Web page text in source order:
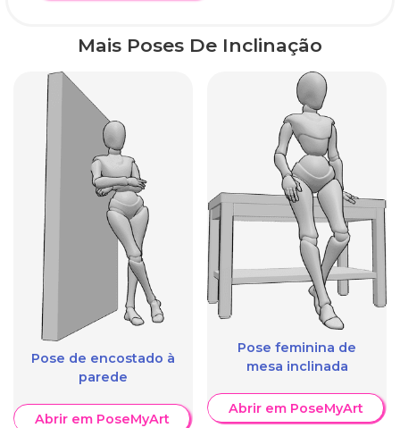
Mais Poses De Inclinação
Pose de encostado à
parede
Abrir em PoseMyArt
Pose feminina de
mesa inclinada
Abrir em PoseMyArt